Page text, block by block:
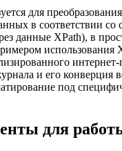
для
в соответствии
данные XPath), в
использования
и его конверция
под
для